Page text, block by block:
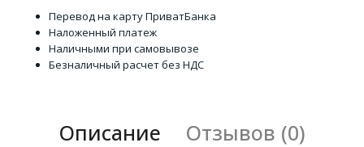
Перевод на карту ПриватБанка
Наложенный платеж
Наличными при самовывозе
Безналичный расчет без НДС
Описание Отзывов (0)